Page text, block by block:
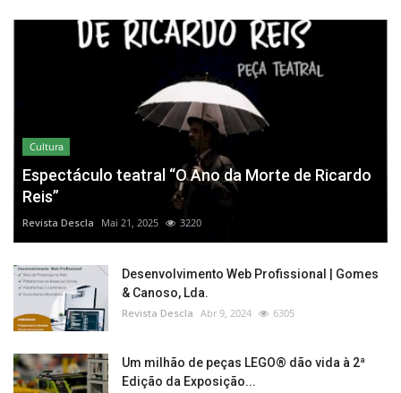
Cultura
Espectáculo teatral “O Ano da Morte de Ricardo
Reis”
Revista Descla Mai 21, 2025 3220
Desenvolvimento Web Profissional | Gomes
& Canoso, Lda.
Revista Descla Abr 9, 2024 6305
Um milhão de peças LEGO® dão vida à 2ª
Edição da Exposição...